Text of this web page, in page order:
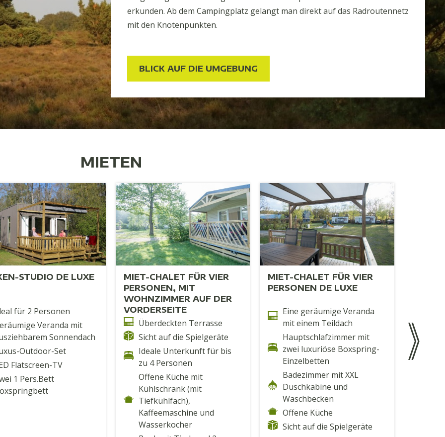
erkunden. Ab dem Campingplatz gelangt man direkt auf das Radroutennetz
mit den Knotenpunkten.
BLICK AUF DIE UMGEBUNG
MIETEN
STUDIO DE LUXE
für 2 Personen
Veranda mit
Sonnendach
Outdoor-Set
Flatscreen-TV
1 Pers.Bett
MIET-CHALET FÜR VIER
PERSONEN, MIT
WOHNZIMMER AUF DER
VORDERSEITE
Überdeckten Terrasse
Sicht auf die Spielgeräte
Ideale Unterkunft für bis
zu 4 Personen
Offene Küche mit
Kühlschrank (mit
Tiefkühlfach),
Kaffeemaschine und
Wasserkocher
MIET-CHALET FÜR VIER
PERSONEN DE LUXE
Eine geräumige Veranda
mit einem Teildach
Hauptschlafzimmer mit
zwei luxuriöse Boxspring-
Einzelbetten
Badezimmer mit XXL
Duschkabine und
Waschbecken
Offene Küche
Sicht auf die Spielgeräte